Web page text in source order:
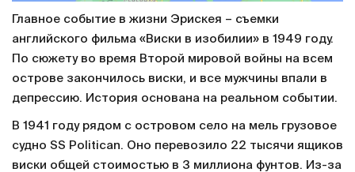
Главное событие в жизни Эрискея – съемки
английского фильма «Виски в изобилии» в 1949 году.
По сюжету во время Второй мировой войны на всем
острове закончилось виски, и все мужчины впали в
депрессию. История основана на реальном событии.
В 1941 году рядом с островом село на мель грузовое
судно SS Politican. Оно перевозило 22 тысячи ящиков
виски общей стоимостью в 3 миллиона фунтов. Из-за